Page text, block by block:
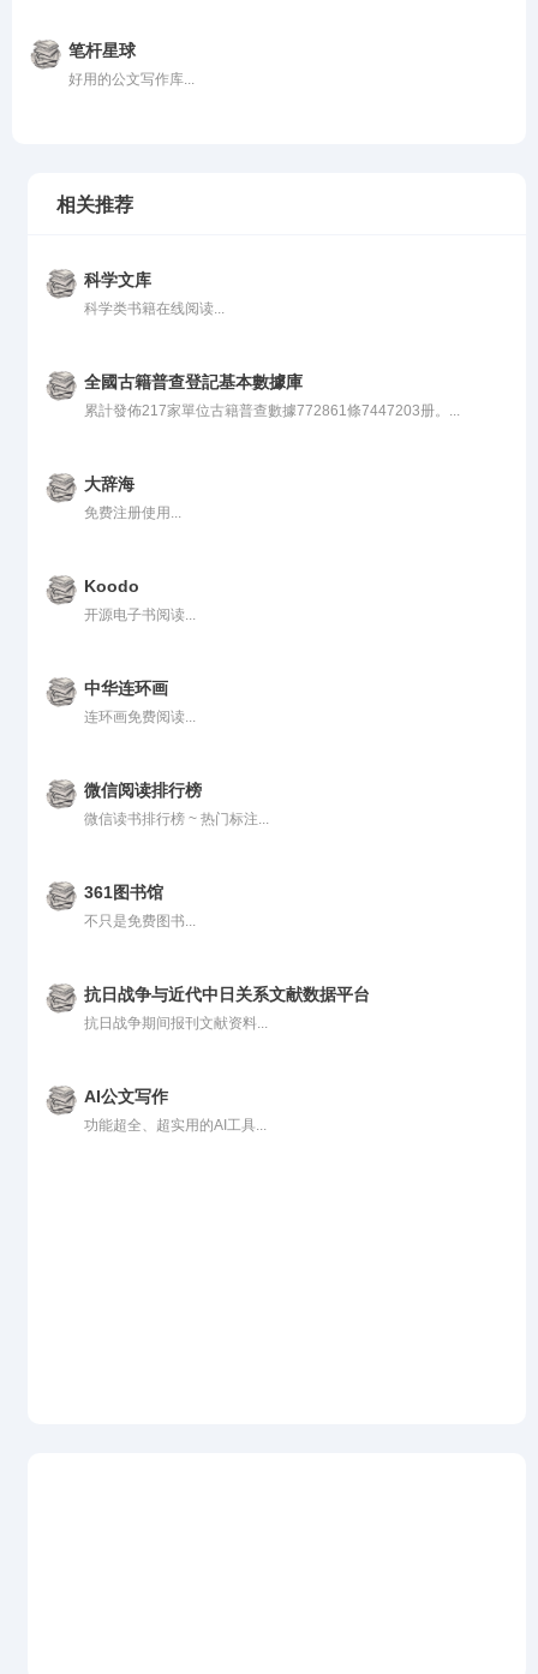
笔杆星球
好用的公文写作库...
相关推荐
科学文库
科学类书籍在线阅读...
全國古籍普查登記基本數據庫
累計發佈217家單位古籍普查數據772861條7447203册。...
大辞海
免费注册使用...
Koodo
开源电子书阅读...
中华连环画
连环画免费阅读...
微信阅读排行榜
微信读书排行榜 ~ 热门标注...
361图书馆
不只是免费图书...
抗日战争与近代中日关系文献数据平台
抗日战争期间报刊文献资料...
AI公文写作
功能超全、超实用的AI工具...